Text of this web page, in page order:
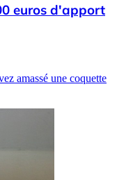
euros d'apport
amassé une coquette